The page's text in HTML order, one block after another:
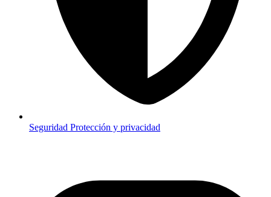
Seguridad Protección y privacidad